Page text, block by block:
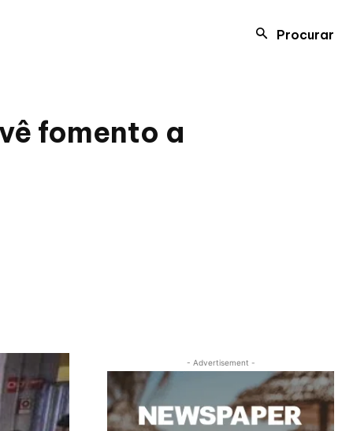
Procurar
fomento a
- Advertisement -